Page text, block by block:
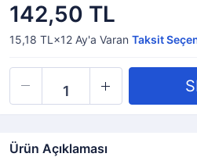
142,50 TL
15,18 TL×12 Ay'a Varan Taksit
Ürün Açıklaması